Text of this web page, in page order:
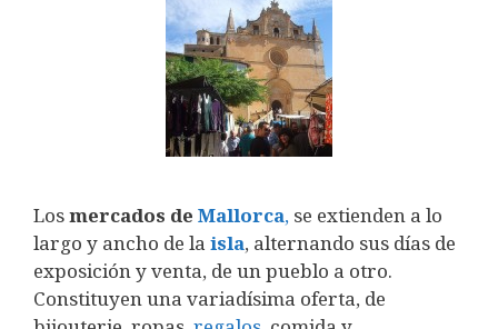
Losmercados de Mallorca, se extienden a lo
largo y ancho de la isla, alternando sus días de
exposición y venta, de un pueblo a otro.
Constituyen una variadísima oferta, de